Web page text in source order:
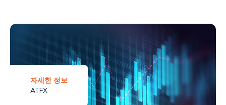
자세한 정보
ATFX